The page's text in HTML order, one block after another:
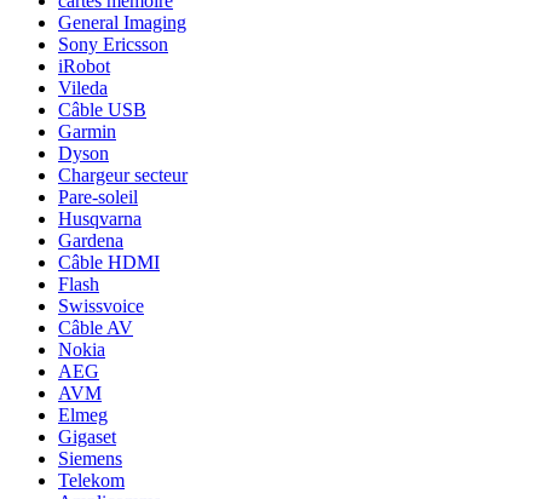
General Imaging
Sony Ericsson
iRobot
Vileda
Câble USB
Garmin
Dyson
Chargeur secteur
Pare-soleil
Husqvarna
Gardena
Câble HDMI
Flash
Swissvoice
Câble AV
Nokia
AEG
AVM
Elmeg
Gigaset
Siemens
Telekom